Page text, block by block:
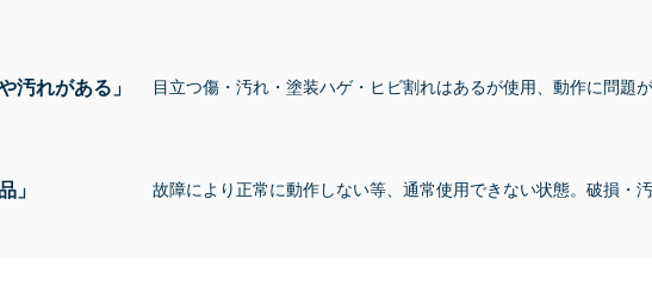
汚れがある」 目立つ傷・汚れ・塗装ハゲ・ヒビ割れはあるが使用、動作に問題
」 故障により正常に動作しない等、通常使用できない状態。破損・